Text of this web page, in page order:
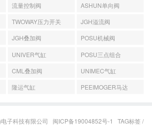
流量控制阀
ASHUN单向阀
TWOWAY压力开关
JGH溢流阀
JGH叠加阀
POSU机械阀
UNIVER气缸
POSU三点组合
CML叠加阀
UNIMEC气缸
隆运气缸 PEEIMOGER马达
子科技有限公司 闽ICP备19004852号-1 TAG标签/